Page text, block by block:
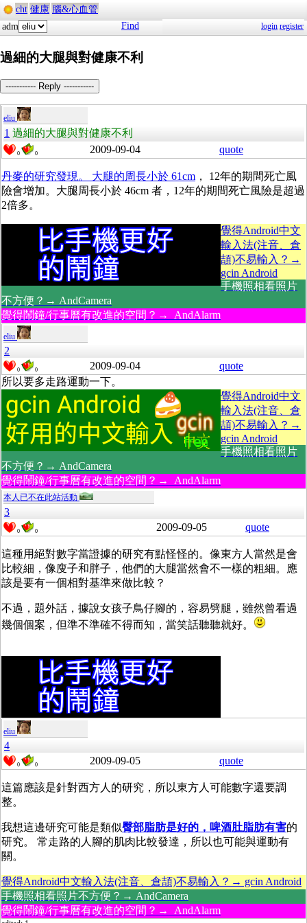
cht 健康 腦&心血管
adm
Find login register
過細的大腿與對健康不利
----------- Reply -----------
eliu
1 過細的大腿與對健康不利
0 0 2009-09-04 quote
丹麥的研究發現。 大腿的周長小於 61cm ， 12年的期間死亡風
險會增加。大腿周長小於 46cm 者，12年的期間死亡風險是超過
2倍多。
覺得Android中文
輸入法(注音、倉
頡)不易輸入？→
gcin Android
手機照相看照片
不方便？→ AndCamera
覺得鬧鐘/行事曆有改進的空間？→ AndAlarm
eliu
2
0 0 2009-09-04
quote
所以要多走路運動一下。
覺得Android中文
輸入法(注音、倉
頡)不易輸入？→
gcin Android
手機照相看照片
不方便？→ AndCamera
覺得鬧鐘/行事曆有改進的空間？→ AndAlarm
本人已不在此站活動
3
0 0 2009-09-05 quote
這種用絕對數字當證據的研究有點怪怪的。像東方人當然是會
比較細，像廋子和胖子，他們的大腿當然會不一樣的粗細。應
該是要有一個相對基準來做比較？
不過，題外話，據說女孩子鳥仔腳的，容易劈腿，雖然曾看過
幾個個案，但準不準確不得而知，當笑話聽聽就好。
eliu
4
0 0 2009-09-05 quote
這篇應該是針對西方人的研究，所以東方人可能數字還要調
整。
我想這邊研究可能是類似臀部脂肪是好的，啤酒肚脂肪有害的
研究。 常走路的人腳的肌肉比較發達，所以也可能與運動有
關。
覺得Android中文輸入法(注音、倉頡)不易輸入？→ gcin Android
手機照相看照片不方便？→ AndCamera
覺得鬧鐘/行事曆有改進的空間？→ AndAlarm